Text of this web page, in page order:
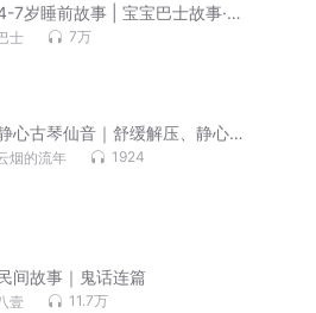
7岁睡前故事 | 宝宝巴士故事·哄
全
士 7万
心古琴仙音｜舒缓解压、静心
乐
烟的流年 1924
间故事｜鬼话连篇
壹 11.7万